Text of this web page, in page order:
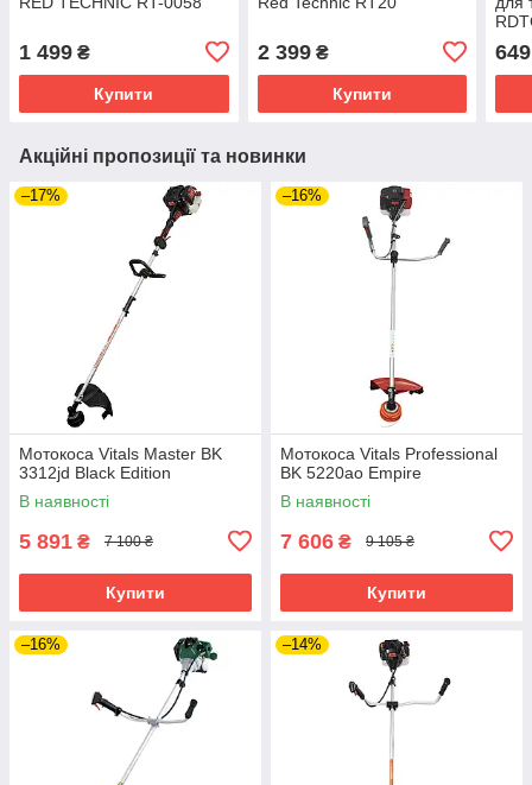
1 499 ₴
Купити
2 399₴
Купити
649
Акційні пропозиції та новинки
–17%
Мотокоса Vitals Master BK
3312jd Black Edition
В наявності
5 891 ₴ 7 100 ₴
Купити
–16%
Мотокоса Vitals Professional
BK 5220ao Empire
В наявності
7 606 ₴ 9 105 ₴
Купити
–16% –14%